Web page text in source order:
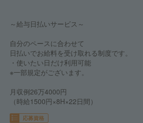
～給与日払いサービス～
自分のペースに合わせて
日払いでお給料を受け取れる制度です。
・使いたい日だけ利用可能
※一部規定がございます。
月収例26万4000円
（時給1500円×8H×22日間）
応募資格